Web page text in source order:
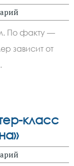
По факту —
зависит от
класс